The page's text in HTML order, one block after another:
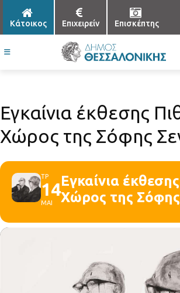
Κάτοικος Επιχειρείν Επισκέπτης
Εγκαίνια έκθεσης
Χώρος της Σόφης
ΤΡ
14
ΜΑΙ
Εγκαίνια
Χώρος της